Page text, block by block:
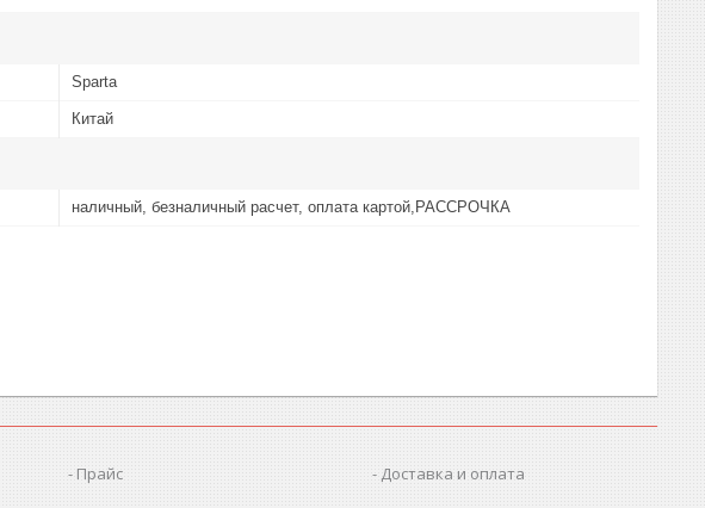
Sparta
Китай
наличный, безналичный расчет, оплата картой,РАССРОЧКА
Прайс Доставка и оплата